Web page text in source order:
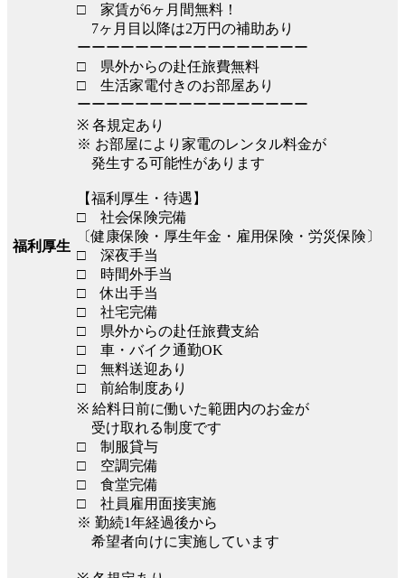
福利厚生
□ 家賃が6ヶ月間無料！
7ヶ月目以降は2万円の補助あり
ーーーーーーーーーーーーーーーー
□ 県外からの赴任旅費無料
□ 生活家電付きのお部屋あり
ーーーーーーーーーーーーーーーー
※ 各規定あり
※ お部屋により家電のレンタル料金が
発生する可能性があります
【福利厚生・待遇】
□ 社会保険完備
〔健康保険・厚生年金・雇用保険・労災保険〕
□ 深夜手当
□ 時間外手当
□ 休出手当
□ 社宅完備
□ 県外からの赴任旅費支給
□ 車・バイク通勤OK
□ 無料送迎あり
□ 前給制度あり
※ 給料日前に働いた範囲内のお金が
受け取れる制度です
□ 制服貸与
□ 空調完備
□ 食堂完備
□ 社員雇用面接実施
※ 勤続1年経過後から
希望者向けに実施しています